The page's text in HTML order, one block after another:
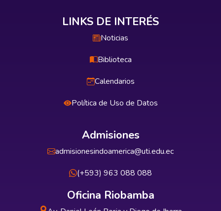
LINKS DE INTERÉS
Noticias
Biblioteca
Calendarios
Política de Uso de Datos
Admisiones
admisionesindoamerica@uti.edu.ec
(+593) 963 088 088
Oficina Riobamba